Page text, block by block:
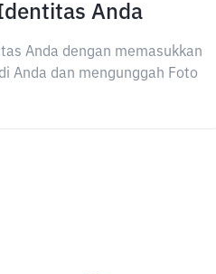
Anda
Anda dengan memasukkan
Anda dan mengunggah Foto